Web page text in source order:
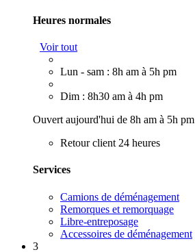
Heures normales
Voir tout
Lun - sam : 8h am à 5h pm
Dim : 8h30 am à 4h pm
Ouvert aujourd'hui de 8h am à 5h pm
Retour client 24 heures
Services
Camions de déménagement
Remorques et remorquage
Libre-entreposage
Accessoires de déménagement
3